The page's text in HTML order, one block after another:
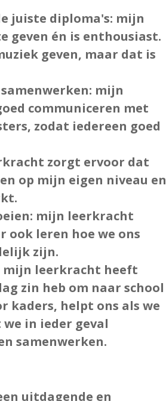
juiste diploma's: mijn
geven én is enthousiast.
geven, maar dat is
: mijn
communiceren met
zodat iedereen goed
zorgt ervoor dat
op mijn eigen niveau en
: mijn leerkracht
ook leren hoe we ons
zijn.
mijn leerkracht heeft
zin heb om naar school
kaders, helpt ons als we
in ieder geval
samenwerken.
uitdagende en